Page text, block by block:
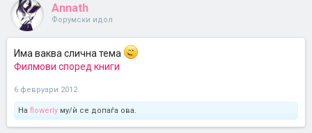
Annath
Форумски идол
Има ваква слична тема
Филмови според книги
6 февруари 2012
На flowerly му/ѝ се допаѓа ова.